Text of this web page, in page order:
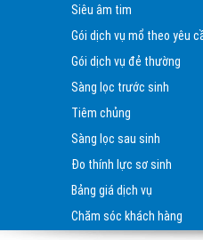
Nguyễn Tri
Y tế tại Lào
dân được
cách hành
tỉnh Lào Cai sẽ
Siêu âm tim
Gói dịch vụ mổ theo yêu
Gói dịch vụ đẻ thường
Sàng lọc trước sinh
Tiêm chủng
Sàng lọc sau sinh
Đo thính lực sơ sinh
Bảng giá dịch vụ
Chăm sóc khách hàng